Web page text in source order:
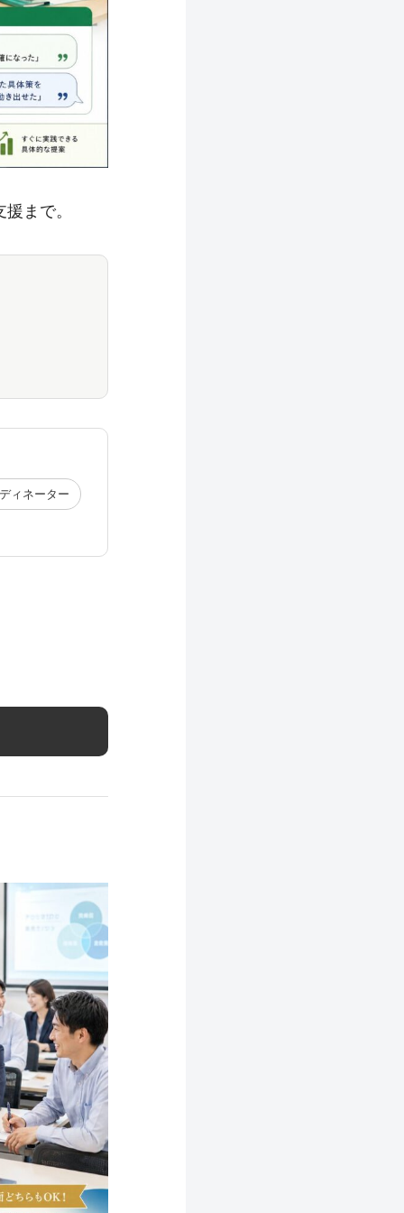
まで。
ィネーター